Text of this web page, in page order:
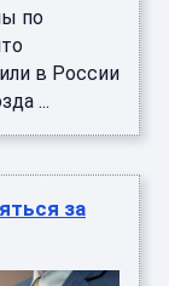
по
в России
...
за